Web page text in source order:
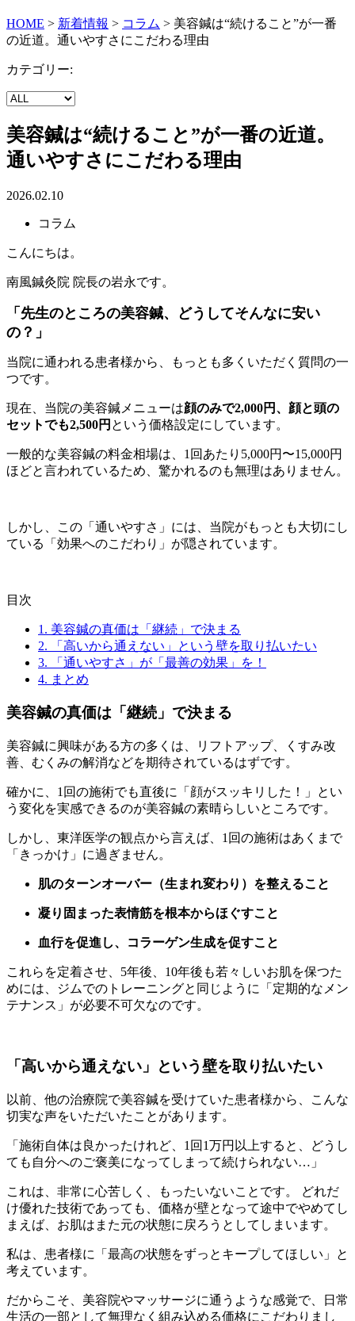
HOME > 新着情報 > コラム > 美容鍼は“続けること”が一番
の近道。通いやすさにこだわる理由
カテゴリー:
美容鍼は“続けること”が一番の近道。
通いやすさにこだわる理由
2026.02.10
コラム
こんにちは。
南風鍼灸院 院長の岩永です。
「先生のところの美容鍼、どうしてそんなに安い
の？」
当院に通われる患者様から、もっとも多くいただく質問の一
つです。
現在、当院の美容鍼メニューは顔のみで2,000円、顔と頭の
セットでも2,500円 という価格設定にしています。
一般的な美容鍼の料金相場は、1回あたり5,000円〜15,000円
ほどと言われているため、驚かれるのも無理はありません。
しかし、この「通いやすさ」には、当院がもっとも大切にし
ている「効果へのこだわり」が隠されています。
目次
1. 美容鍼の真価は「継続」で決まる
2. 「高いから通えない」という壁を取り払いたい
3. 「通いやすさ」が「最善の効果」を！
4. まとめ
美容鍼の真価は「継続」で決まる
美容鍼に興味がある方の多くは、リフトアップ、くすみ改
善、むくみの解消などを期待されているはずです。
確かに、1回の施術でも直後に「顔がスッキリした！」とい
う変化を実感できるのが美容鍼の素晴らしいところです。
しかし、東洋医学の観点から言えば、1回の施術はあくまで
「きっかけ」に過ぎません。
肌のターンオーバー（生まれ変わり）を整えること
凝り固まった表情筋を根本からほぐすこと
血行を促進し、コラーゲン生成を促すこと
これらを定着させ、5年後、10年後も若々しいお肌を保つた
めには、ジムでのトレーニングと同じように「定期的なメン
テナンス」が必要不可欠なのです。
「高いから通えない」という壁を取り払いたい
以前、他の治療院で美容鍼を受けていた患者様から、こんな
切実な声をいただいたことがあります。
「施術自体は良かったけれど、1回1万円以上すると、どうし
ても自分へのご褒美になってしまって続けられない…」
これは、非常に心苦しく、もったいないことです。 どれだ
け優れた技術であっても、価格が壁となって途中でやめてし
まえば、お肌はまた元の状態に戻ろうとしてしまいます。
私は、患者様に「最高の状態をずっとキープしてほしい」と
考えています。
だからこそ、美容院やマッサージに通うような感覚で、日常
生活の一部として無理なく組み込める価格にこだわりまし